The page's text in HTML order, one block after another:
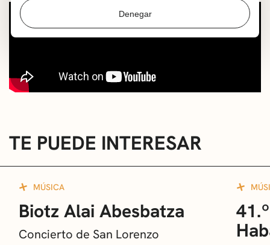
Denegar
TE PUEDE INTERESAR
MÚSICA
Biotz Alai Abesbatza
Concierto de San Lorenzo